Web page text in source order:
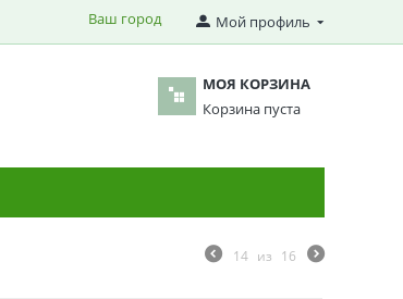
Мой профиль
Ваш город
МОЯ КОРЗИНА
Корзина пуста
14 из 16